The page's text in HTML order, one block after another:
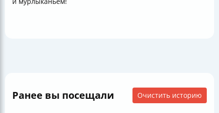
Ранее вы посещали Очистить историю